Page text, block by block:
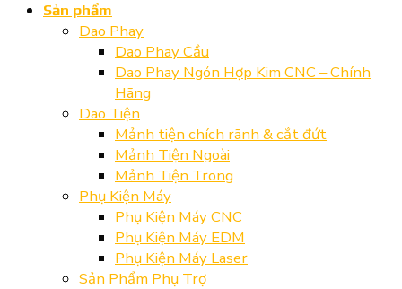
Sản phẩm
Dao Phay
Dao Phay Cầu
Dao Phay Ngón Hợp Kim CNC – Chính
Hãng
Dao Tiện
Mảnh tiện chích rãnh & cắt đứt
Mảnh Tiện Ngoài
Mảnh Tiện Trong
Phụ Kiện Máy
Phụ Kiện Máy CNC
Phụ Kiện Máy EDM
Phụ Kiện Máy Laser
Sản Phẩm Phụ Trợ